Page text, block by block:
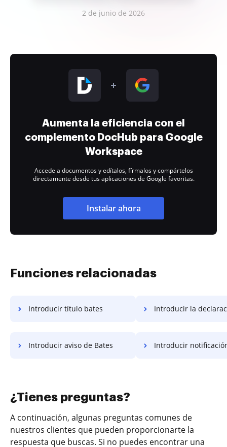
2 de junio de 2026
Aumenta la eficiencia con el
complemento DocHub para Google
Workspace
Accede a documentos y edítalos, fírmalos y compártelos
directamente desde tus aplicaciones de Google favoritas.
Instalar ahora
Funciones relacionadas
Introducir título bates Introducir la declaración
Introducir aviso de Bates Introducir notificación
¿Tienes preguntas?
A continuación, algunas preguntas comunes de
nuestros clientes que pueden proporcionarte la
respuesta que buscas. Si no puedes encontrar una